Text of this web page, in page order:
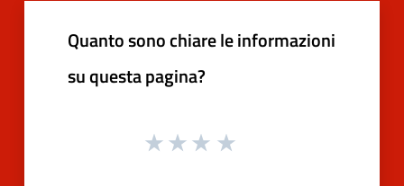
Quanto sono chiare le informazioni
su questa pagina?